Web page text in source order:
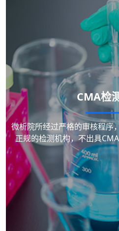
CMA检
微析院所经过严格的审核程序
正规的检测机构，不出具